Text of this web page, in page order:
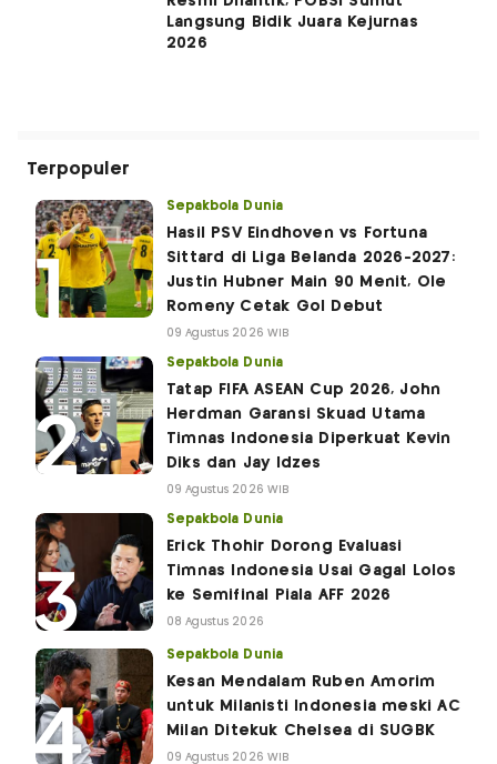
Langsung Bidik Juara Kejurnas
2026
Terpopuler
Sepakbola Dunia
Hasil PSV Eindhoven vs Fortuna
Sittard di Liga Belanda 2026-2027:
Justin Hubner Main 90 Menit, Ole
Romeny Cetak Gol Debut
09 Agustus 2026 WIB
Sepakbola Dunia
Tatap FIFA ASEAN Cup 2026, John
Herdman Garansi Skuad Utama
Timnas Indonesia Diperkuat Kevin
Diks dan Jay Idzes
09 Agustus 2026 WIB
Sepakbola Dunia
Erick Thohir Dorong Evaluasi
Timnas Indonesia Usai Gagal Lolos
ke Semifinal Piala AFF 2026
08 Agustus 2026
Sepakbola Dunia
Kesan Mendalam Ruben Amorim
untuk Milanisti Indonesia meski AC
Milan Ditekuk Chelsea di SUGBK
09 Agustus 2026 WIB